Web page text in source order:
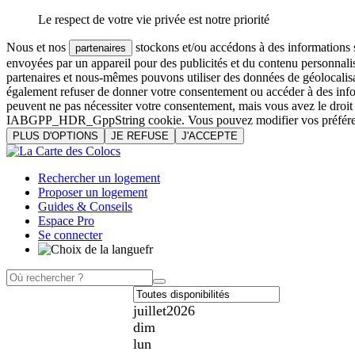
Le respect de votre vie privée est notre priorité
Nous et nos partenaires
stockons et/ou accédons à des
envoyées par un appareil pour des publicités et du contenu
partenaires et nous-mêmes pouvons utiliser des données de
également refuser de donner votre consentement ou accéder à des
peuvent ne pas nécessiter votre consentement, mais vous avez le
IABGPP_HDR_GppString cookie. Vous pouvez modifier vos
PLUS D'OPTIONS JE REFUSE J'ACCEPTE
Rechercher un logement
Proposer un logement
Guides & Conseils
Espace Pro
Se connecter
fr
juillet2026
dim
lun